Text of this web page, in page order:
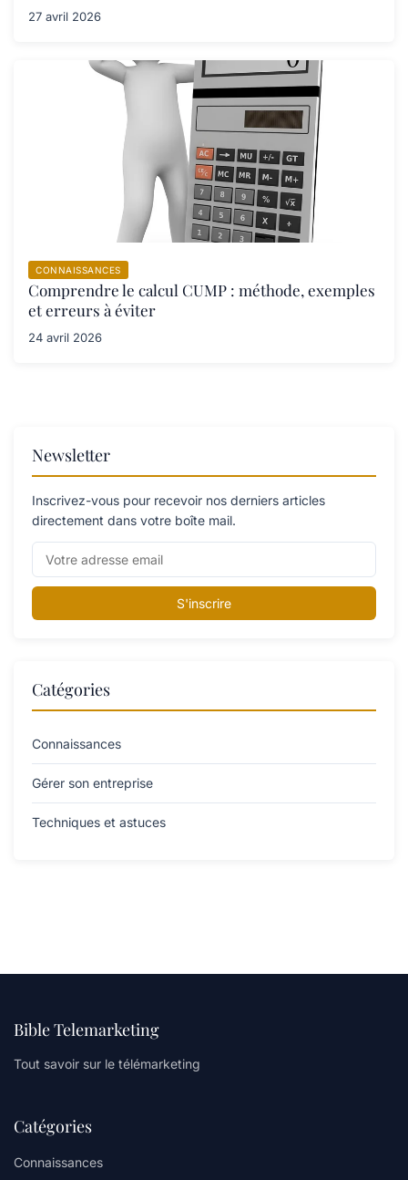
27 avril 2026
CONNAISSANCES
Comprendre le calcul CUMP : méthode, exemples
et erreurs à éviter
24 avril 2026
Newsletter
Inscrivez-vous pour recevoir nos derniers articles
directement dans votre boîte mail.
S'inscrire
Catégories
Connaissances
Gérer son entreprise
Techniques et astuces
Bible Telemarketing
Tout savoir sur le télémarketing
Catégories
Connaissances